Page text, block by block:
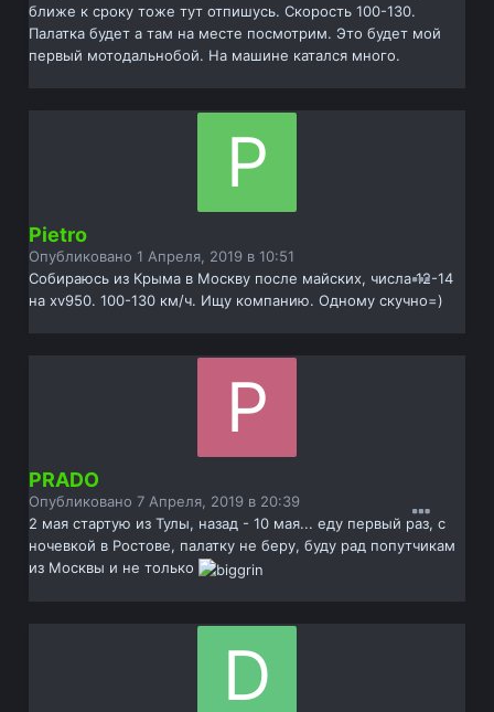
ближе к сроку тоже тут отпишусь. Скорость 100-130.
Палатка будет а там на месте посмотрим. Это будет мой
первый мотодальнобой. На машине катался много.
Pietro
Опубликовано1 Апреля, 2019 в 10:51
Собираюсь из Крыма в Москву после майских, числа 12-14
на xv950. 100-130 км/ч. Ищу компанию. Одному скучно=)
PRADO
Опубликовано7 Апреля, 2019 в 20:39
2 мая стартую из Тулы, назад - 10 мая... еду первый раз, с
ночевкой в Ростове, палатку не беру, буду рад попутчикам
из Москвы и не только